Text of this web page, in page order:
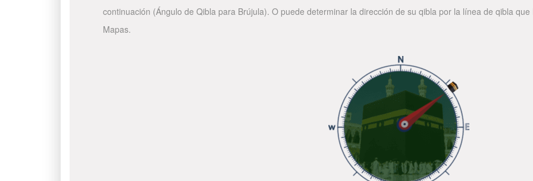
continuación (Ángulo de Qibla para Brújula). O puede determinar la dirección de su qibla por la línea de qibla
Mapas.